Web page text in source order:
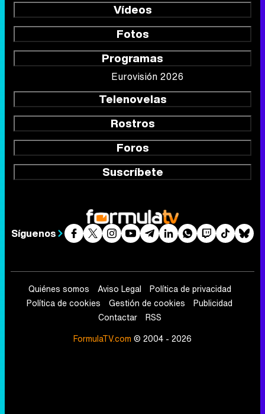
Vídeos
Fotos
Programas
Eurovisión 2026
Telenovelas
Rostros
Foros
Suscríbete
Síguenos
Quiénes somos Aviso Legal
Política de privacidad
Política de cookies
Gestión de cookies
Publicidad
Contactar
RSS
FormulaTV.com © 2004 - 2026